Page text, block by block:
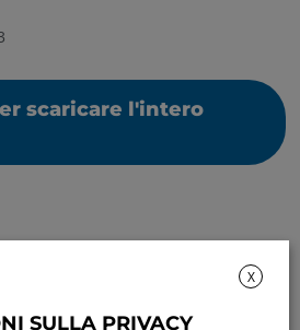
scaricare l'intero
X
SULLA PRIVACY